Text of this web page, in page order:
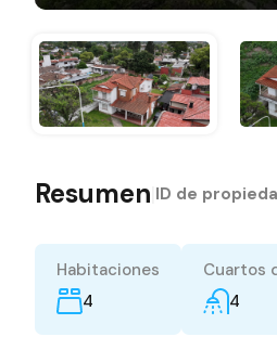
Resumen ID de
Habitaciones
4
Cuartos
4